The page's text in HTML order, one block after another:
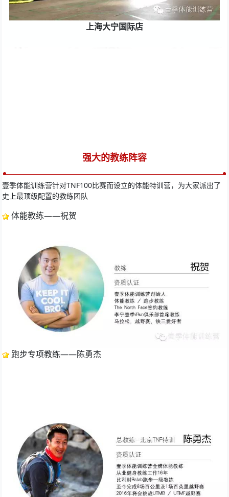
上海大宁国际店
强大的教练阵容
壹季体能训练营针对TNF100比赛而设立的体能特训营，为大家派出了
史上最顶级配置的教练团队
体能教练——祝贺
跑步专项教练——陈勇杰